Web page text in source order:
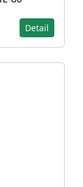
Detail